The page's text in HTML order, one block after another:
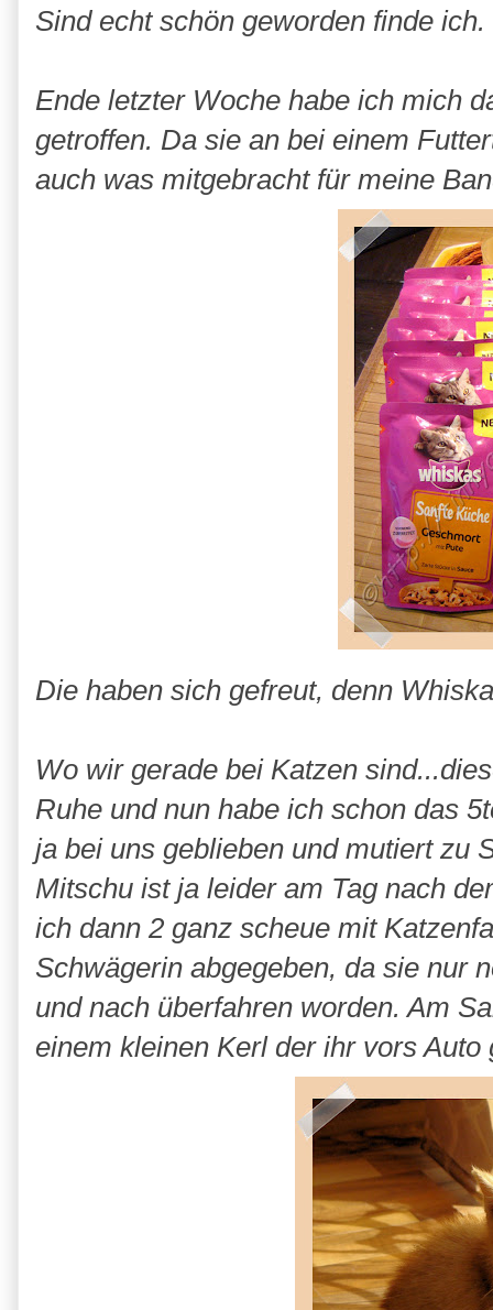
Sind echt schön geworden finde ich.
Ende letzter Woche habe ich mich
getroffen. Da sie an bei einem
auch was mitgebracht für meine
Die haben sich gefreut, denn
Wo wir gerade bei Katzen
Ruhe und nun habe ich schon das
ja bei uns geblieben und mutiert zu
Mitschu ist ja leider am Tag nach
ich dann 2 ganz scheue mit
Schwägerin abgegeben, da sie nur
und nach überfahren worden. Am
einem kleinen Kerl der ihr vors Auto